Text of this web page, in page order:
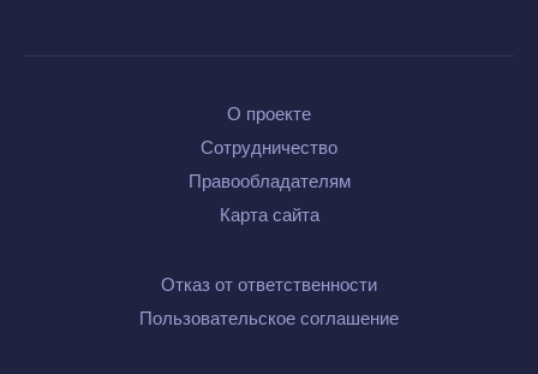
О проекте
Сотрудничество
Правообладателям
Карта сайта
Отказ от ответственности
Пользовательское соглашение